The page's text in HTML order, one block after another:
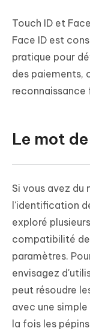
Touch ID et
Face ID est
pratique pour
des paiements,
reconnaissance
Le mot
Si vous avez
l'identification
exploré
compatibilité
paramètres.
envisagez
peut résoudre
avec une
la fois les